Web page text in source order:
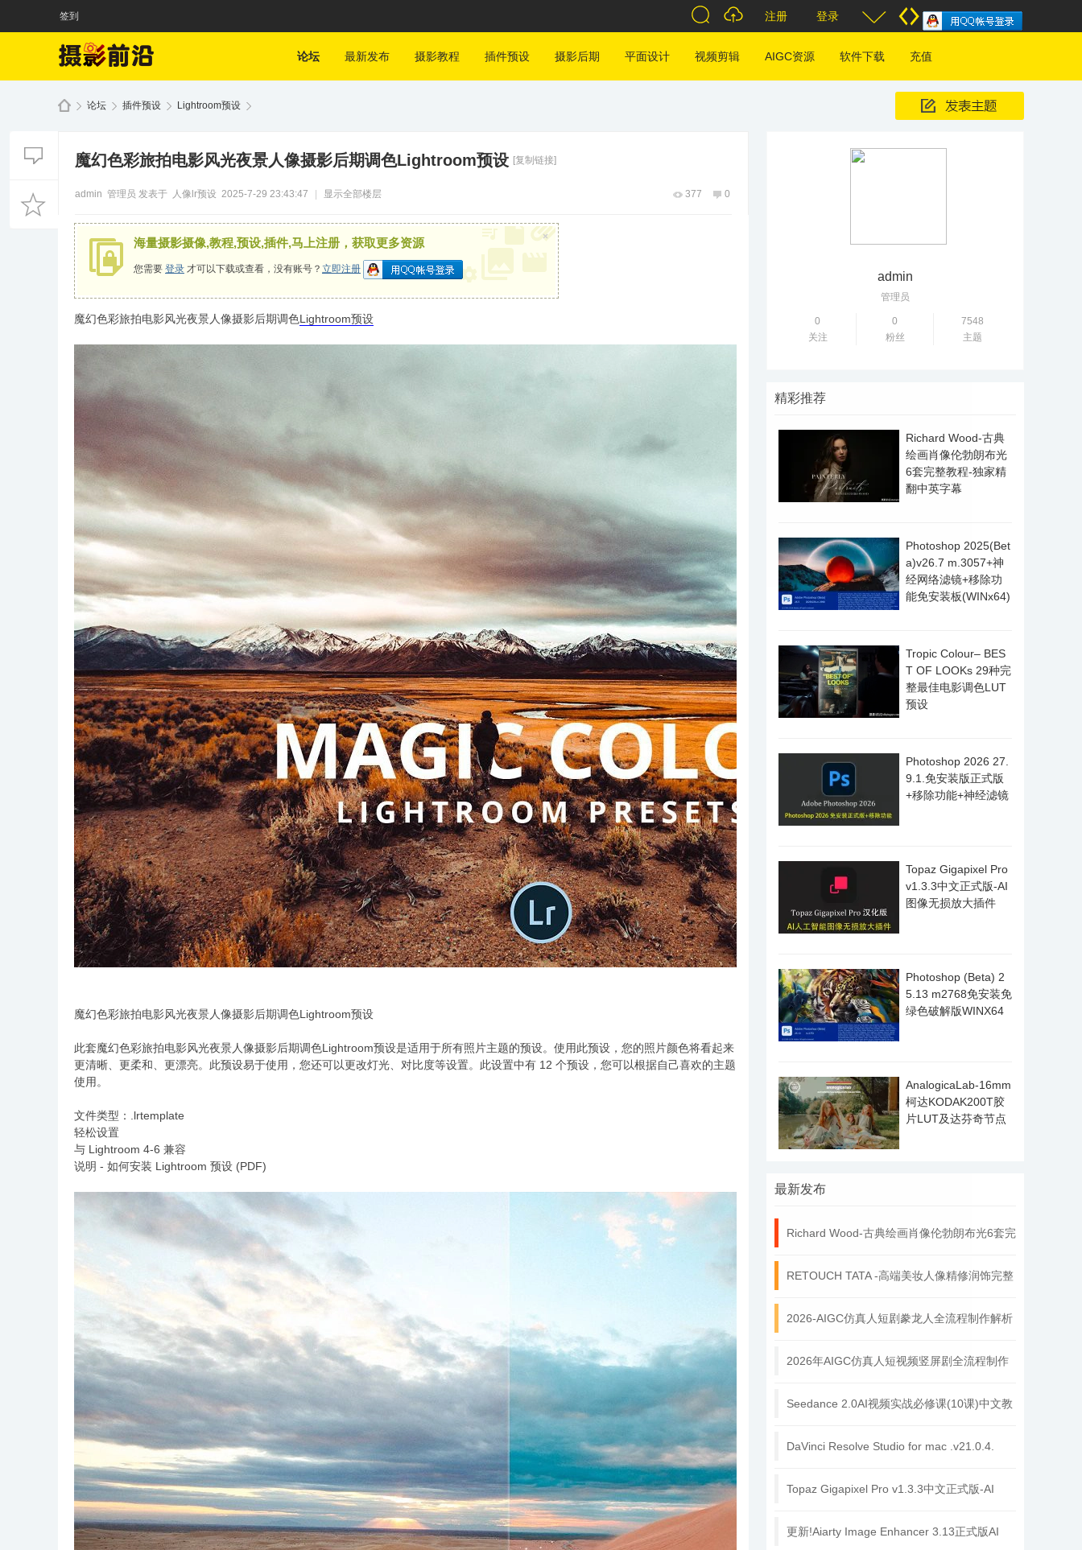
签到 注册 登录
论坛 最新发布 摄影教程 插件预设 摄影后期 平面设计 视频剪辑 AIGC资源 软件下载 充值
论坛 插件预设 Lightroom预设
魔幻色彩旅拍电影风光夜景人像摄影后期调色Lightroom预设 [复制链接]
377 0
admin 管理员 发表于 人像lr预设 2025-7-29 23:43:47 显示全部楼层
海量摄影摄像,教程,预设,插件,马上注册，获取更多资源
您需要 登录 才可以下载或查看，没有账号？ 立即注册
×
魔幻色彩旅拍电影风光夜景人像摄影后期调色Lightroom预设
魔幻色彩旅拍电影风光夜景人像摄影后期调色Lightroom预设
此套魔幻色彩旅拍电影风光夜景人像摄影后期调色Lightroom预设是适用于所有照片主题的预设。使用此预设，您的照片颜色将看起来
更清晰、更柔和、更漂亮。此预设易于使用，您还可以更改灯光、对比度等设置。此设置中有 12 个预设，您可以根据自己喜欢的主题
使用。
文件类型：.lrtemplate
轻松设置
与 Lightroom 4-6 兼容
说明 - 如何安装 Lightroom 预设 (PDF)
admin
管理员
0
关注
0
粉丝
7548
主题
精彩推荐
Richard Wood-古典
绘画肖像伦勃朗布光
6套完整教程-独家精
翻中英字幕
Photoshop 2025(Bet
a)v26.7 m.3057+神
经网络滤镜+移除功
能免安装板(WINx64)
Tropic Colour– BES
T OF LOOKs 29种完
整最佳电影调色LUT
预设
Photoshop 2026 27.
9.1.免安装版正式版
+移除功能+神经滤镜
Topaz Gigapixel Pro
v1.3.3中文正式版-AI
图像无损放大插件
Photoshop (Beta) 2
5.13 m2768免安装免
绿色破解版WINX64
AnalogicaLab-16mm
柯达KODAK200T胶
片LUT及达芬奇节点
最新发布
Richard Wood-古典绘画肖像伦勃朗布光6套完
RETOUCH TATA -高端美妆人像精修润饰完整
修
2026-AIGC仿真人短剧豢龙人全流程制作解析
2026年AIGC仿真人短视频竖屏剧全流程制作
Seedance 2.0AI视频实战必修课(10课)中文教
DaVinci Resolve Studio for mac .v21.0.4.
Topaz Gigapixel Pro v1.3.3中文正式版-AI
更新!Aiarty Image Enhancer 3.13正式版AI